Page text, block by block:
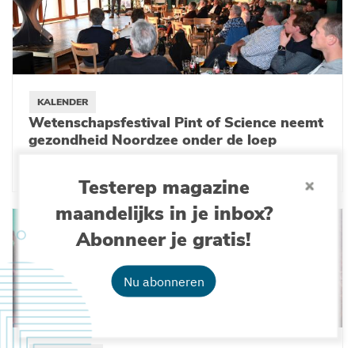
Testerep magazine
maandelijks in je inbox?
Abonneer je gratis!
Nu abonneren
KALENDER
Wetenschapsfestival Pint of Science neemt
gezondheid Noordzee onder de loep